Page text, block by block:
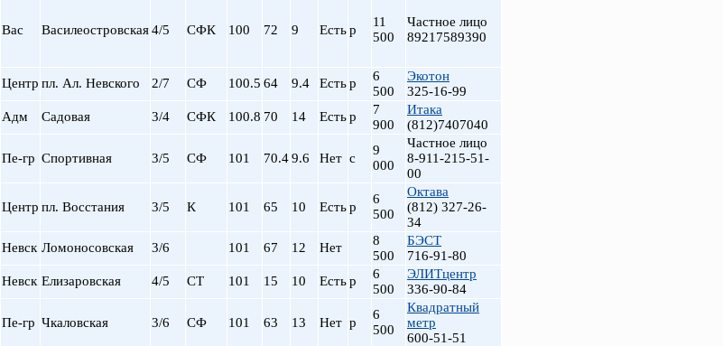
Московская
Невский пр.
Парнас
Пионерская
Вас Василеостровская4/5 СФК 100 72 9 Естьр
11
500
Частное лицо
89217589390
Центр пл. Ал. Невского 2/7 СФ 100.5 64 9.4 Естьр
6
500
Экотон
325-16-99
Адм Садовая 3/4 СФК 100.8 70 14 Естьр
7
900
Итака
(812)7407040
Пе-гр Спортивная 3/5 СФ 101 70.49.6 Нет с
9
000
Частное лицо
8-911-215-51-
00
Центр пл. Восстания 3/5 К 101 65 10 Естьр
6
500
Октава
(812) 327-26-
34
Невск Ломоносовская 3/6 101 67 12 Нет
8
500
БЭСТ
716-91-80
Невск Елизаровская 4/5 СТ 101 15 10 Естьр
6
500
ЭЛИТцентр
336-90-84
Пе-гр Чкаловская 3/6 СФ 101 63 13 Нет р
6
500
Квадратный
метр
600-51-51